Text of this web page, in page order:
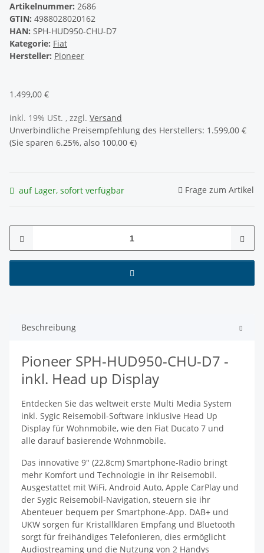
Artikelnummer: 2686
GTIN: 4988028020162
HAN: SPH-HUD950-CHU-D7
Kategorie: Fiat
Hersteller: Pioneer
1.499,00 €
inkl. 19% USt. , zzgl. Versand
Unverbindliche Preisempfehlung des Herstellers: 1.599,00 €
(Sie sparen 6.25%, also 100,00 €)
auf Lager, sofort verfügbar Frage zum Artikel
Beschreibung
Pioneer SPH-HUD950-CHU-D7 -
inkl. Head up Display
Entdecken Sie das weltweit erste Multi Media System
inkl. Sygic Reisemobil-Software inklusive Head Up
Display für Wohnmobile, wie den Fiat Ducato 7 und
alle darauf basierende Wohnmobile.
Das innovative 9" (22,8cm) Smartphone-Radio bringt
mehr Komfort und Technologie in ihr Reisemobil.
Ausgestattet mit WiFi, Android Auto, Apple CarPlay und
der Sygic Reisemobil-Navigation, steuern sie ihr
Abenteuer bequem per Smartphone-App. DAB+ und
UKW sorgen für Kristallklaren Empfang und Bluetooth
sorgt für freihändiges Telefonieren, dies ermöglicht
Audiostreaming und die Nutzung von 2 Handys